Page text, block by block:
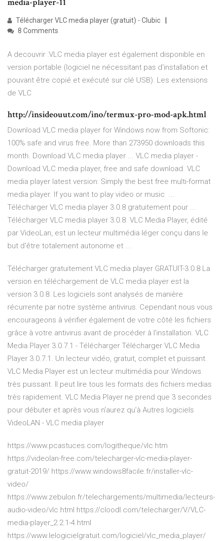
media-player-11
Télécharger VLC media player (gratuit) - Clubic
8 Comments
A decouvrir :VLC media player est également disponible en
version portable (logiciel ne nécessitant pas d'installation et
pouvant être copié et exécuté sur clé USB). Les extensions
de VLC
http://insideouut.com/ino/termux-pro-mod-apk.html
Download VLC media player for Windows now from Softonic:
100% safe and virus free. More than 273950 downloads this
month. Download VLC media player ... VLC media player -
Download VLC media player, free and safe download. VLC
media player latest version: Simply the best free multi-format
media player. If you want to play video or music ...
Télécharger VLC media player 3.0.8 gratuitement pour ...
Télécharger VLC media player 3.0.8. VLC Media Player, édité
par VideoLan, est un lecteur multimédia léger conçu dans le
but d'être totalement autonome et ...
Télécharger gratuitement VLC media player GRATUIT-3.0.8 La
version en téléchargement de VLC media player est la
version 3.0.8. Les logiciels sont analysés de manière
récurrente par notre système antivirus. Cependant nous vous
encourageons à vérifier également de votre côté les fichiers
grâce à votre antivirus avant de procéder à l'installation. VLC
Media Player 3.0.7.1 - Télécharger Télécharger VLC Media
Player 3.0.7.1. Un lecteur vidéo, gratuit, complet et puissant.
VLC Media Player est un lecteur multimédia pour Windows
très puissant. Il peut lire tous les formats des fichiers medias
très rapidement. VLC Media Player ne prend que 3 secondes
pour débuter et après vous n'aurez qu'à Autres logiciels
VideoLAN - VLC media player
https://www.pcastuces.com/logitheque/vlc.htm
https://videolan-free.com/telecharger-vlc-media-player-
gratuit-2019/ https://www.windows8facile.fr/installer-vlc-
video/
https://www.zebulon.fr/telechargements/multimedia/lecteurs-
audio-video/vlc.html https://cloodl.com/telecharger/V/VLC-
media-player_2.2.1-4.html
https://www.lelogicielgratuit.com/logiciel/vlc_media_player/